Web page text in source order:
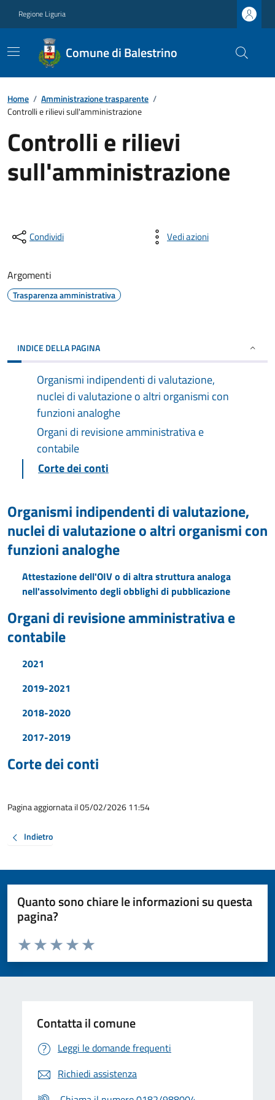
Regione Liguria
Comune di Balestrino
Home / Amministrazione trasparente /
Controlli e rilievi sull'amministrazione
Controlli e rilievi
sull'amministrazione
Condividi Vedi azioni
Argomenti
Trasparenza amministrativa
INDICE DELLA PAGINA
Organismi indipendenti di valutazione,
nuclei di valutazione o altri organismi con
funzioni analoghe
Organi di revisione amministrativa e
contabile
Corte dei conti
Organismi indipendenti di valutazione,
nuclei di valutazione o altri organismi con
funzioni analoghe
Attestazione dell'OIV o di altra struttura analoga
nell'assolvimento degli obblighi di pubblicazione
Organi di revisione amministrativa e
contabile
2021
2019-2021
2018-2020
2017-2019
Corte dei conti
Pagina aggiornata il 05/02/2026 11:54
Indietro
Quanto sono chiare le informazioni su questa
pagina?
Valuta da 1 a 5 stelle la pagina
Valuta 5 stelle su 5
Valuta 4 stelle su 5
Valuta 3 stelle su 5
Valuta 2 stelle su 5
Valuta 1 stelle su 5
Contatta il comune
Leggi le domande frequenti
Richiedi assistenza